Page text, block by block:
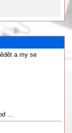
a my se
...